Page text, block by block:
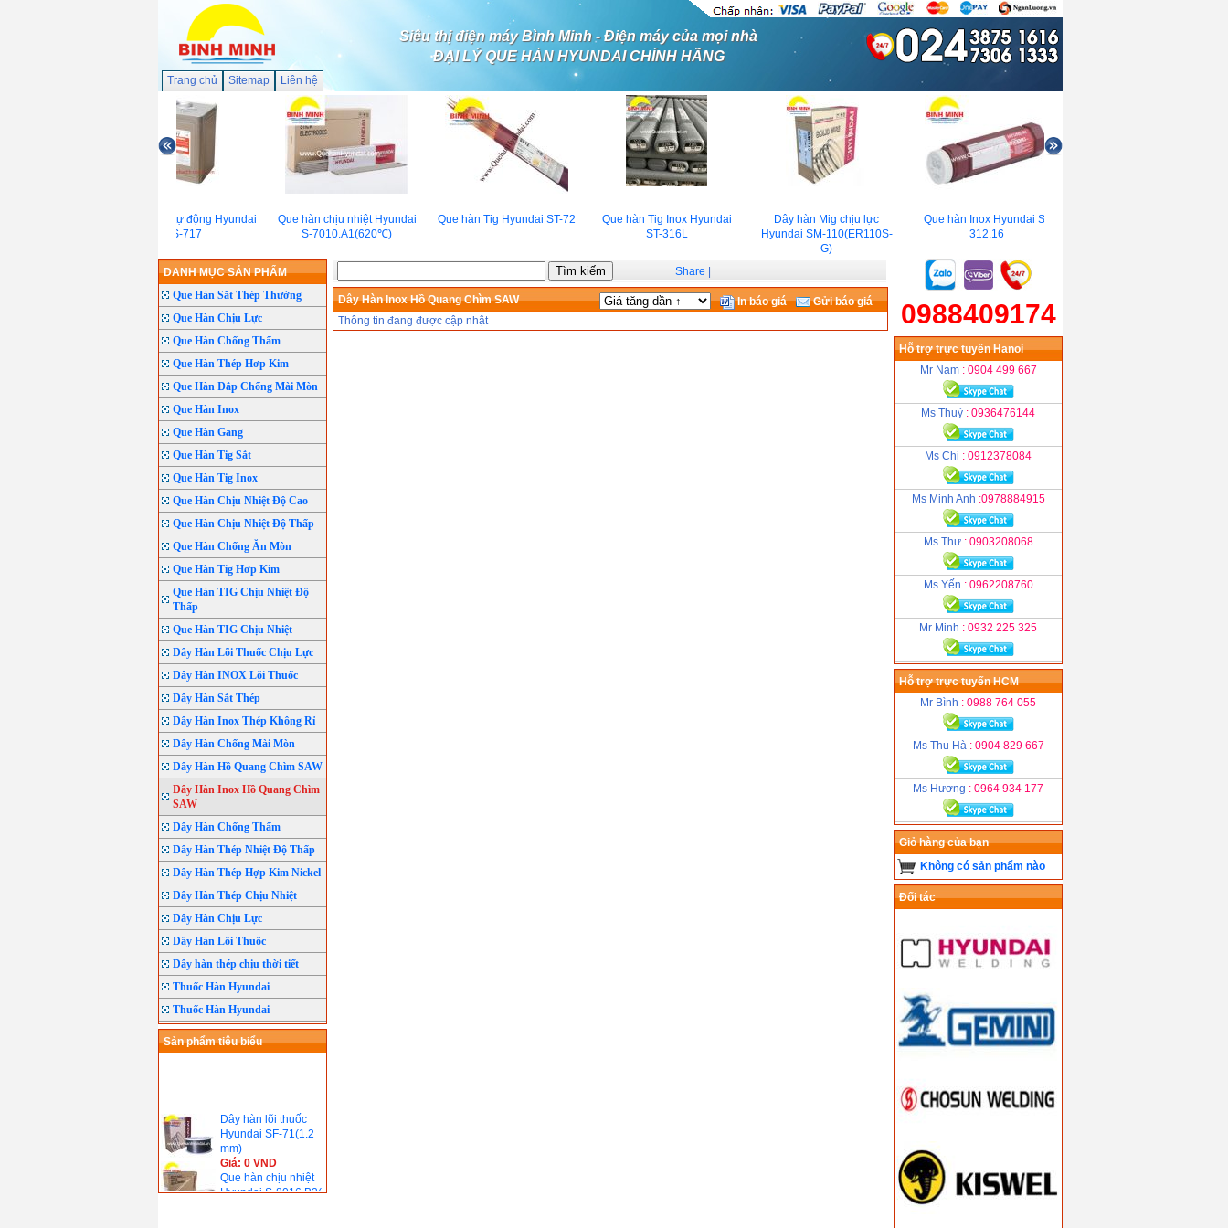
Siêu thị điện máy Bình Minh - Điện máy của mọi nhà
ĐẠI LÝ QUE HÀN HYUNDAI CHÍNH HÃNG
Trang chủ Sitemap Liên hệ
Thuốc hàn tự động Hyundai
S-717
Que hàn chịu nhiệt Hyundai
S-7010.A1(620℃)
Que hàn Tig Hyundai ST-72
Que hàn Tig Inox Hyundai
ST-316L
Dây hàn Mig chịu lực
Hyundai SM-110(ER110S-
G)
Que hàn Inox Hyundai S-
312.16
DANH MỤC SẢN PHẨM
Que Hàn Sắt Thép Thường
Que Hàn Chịu Lực
Que Hàn Chống Thấm
Que Hàn Thép Hơp Kim
Que Hàn Đắp Chống Mài Mòn
Que Hàn Inox
Que Hàn Gang
Que Hàn Tig Sắt
Que Hàn Tig Inox
Que Hàn Chịu Nhiệt Độ Cao
Que Hàn Chịu Nhiệt Độ Thấp
Que Hàn Chống Ăn Mòn
Que Hàn Tig Hơp Kim
Que Hàn TIG Chịu Nhiệt Độ
Thấp
Que Hàn TIG Chịu Nhiệt
Dây Hàn Lõi Thuốc Chịu Lực
Dây Hàn INOX Lõi Thuốc
Dây Hàn Sắt Thép
Dây Hàn Inox Thép Không Rỉ
Dây Hàn Chống Mài Mòn
Dây Hàn Hồ Quang Chìm SAW
Dây Hàn Inox Hồ Quang Chìm
SAW
Dây Hàn Chống Thấm
Dây Hàn Thép Nhiệt Độ Thấp
Dây Hàn Thép Hợp Kim Nickel
Dây Hàn Thép Chịu Nhiệt
Dây Hàn Chịu Lực
Dây Hàn Lõi Thuốc
Dây hàn thép chịu thời tiết
Thuốc Hàn Hyundai
Thuốc Hàn Hyundai
Sản phẩm tiêu biểu
Dây hàn lõi thuốc
Hyundai SF-71(1.2
mm)
Giá: 0 VND
Que hàn chịu nhiệt
Hyundai S-8016.B2(
Share
Dây Hàn Inox Hồ Quang Chìm SAW In báo giá
Gửi báo giá
Thông tin đang được cập nhật
0988409174
Hỗ trợ trực tuyến Hanoi
Mr Nam : 0904 499 667
Ms Thuỷ : 0936476144
Ms Chi : 0912378084
Ms Minh Anh :0978884915
Ms Thư : 0903208068
Ms Yến : 0962208760
Mr Minh : 0932 225 325
Hỗ trợ trực tuyến HCM
Mr Bình : 0988 764 055
Ms Thu Hà : 0904 829 667
Ms Hương : 0964 934 177
Giỏ hàng của bạn
Không có sản phẩm nào
Đối tác